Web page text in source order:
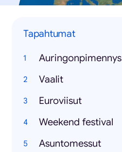
Tapahtumat
Auringonpimennys
Vaalit
Euroviisut
Weekend festival
Asuntomessut